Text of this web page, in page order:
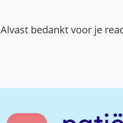
Alvast bedankt voor je